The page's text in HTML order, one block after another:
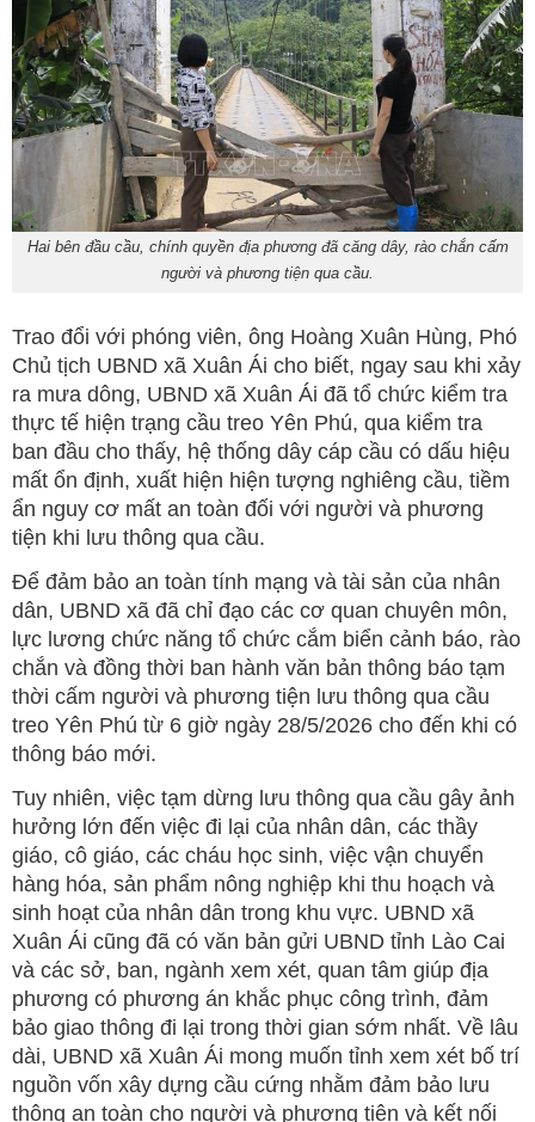
Hai bên đầu cầu, chính quyền địa phương đã căng dây, rào chắn cấm
người và phương tiện qua cầu.
Trao đổi với phóng viên, ông Hoàng Xuân Hùng, Phó
Chủ tịch UBND xã Xuân Ái cho biết, ngay sau khi xảy
ra mưa dông, UBND xã Xuân Ái đã tổ chức kiểm tra
thực tế hiện trạng cầu treo Yên Phú, qua kiểm tra
ban đầu cho thấy, hệ thống dây cáp cầu có dấu hiệu
mất ổn định, xuất hiện hiện tượng nghiêng cầu, tiềm
ẩn nguy cơ mất an toàn đối với người và phương
tiện khi lưu thông qua cầu.
Để đảm bảo an toàn tính mạng và tài sản của nhân
dân, UBND xã đã chỉ đạo các cơ quan chuyên môn,
lực lương chức năng tổ chức cắm biển cảnh báo, rào
chắn và đồng thời ban hành văn bản thông báo tạm
thời cấm người và phương tiện lưu thông qua cầu
treo Yên Phú từ 6 giờ ngày 28/5/2026 cho đến khi có
thông báo mới.
Tuy nhiên, việc tạm dừng lưu thông qua cầu gây ảnh
hưởng lớn đến việc đi lại của nhân dân, các thầy
giáo, cô giáo, các cháu học sinh, việc vận chuyển
hàng hóa, sản phẩm nông nghiệp khi thu hoạch và
sinh hoạt của nhân dân trong khu vực. UBND xã
Xuân Ái cũng đã có văn bản gửi UBND tỉnh Lào Cai
và các sở, ban, ngành xem xét, quan tâm giúp địa
phương có phương án khắc phục công trình, đảm
bảo giao thông đi lại trong thời gian sớm nhất. Về lâu
dài, UBND xã Xuân Ái mong muốn tỉnh xem xét bố trí
nguồn vốn xây dựng cầu cứng nhằm đảm bảo lưu
thông an toàn cho người và phương tiện và kết nối